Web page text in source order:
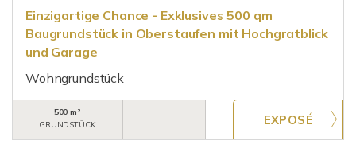
Einzigartige Chance - Exklusives 500 qm
Baugrundstück in Oberstaufen mit Hochgratblick
und Garage
Wohngrundstück
500 m²
GRUNDSTÜCK